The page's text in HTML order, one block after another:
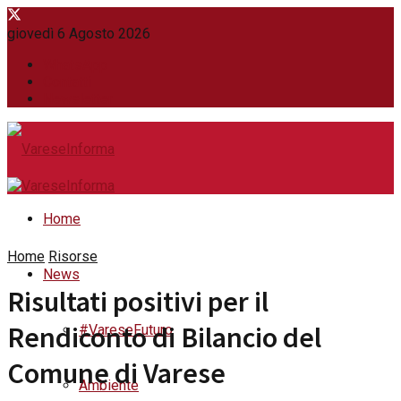
giovedì 6 Agosto 2026
Home
News
#VareseFuturo
Ambiente
Home Risorse
Risultati positivi per il
Rendiconto di Bilancio del
Comune di Varese